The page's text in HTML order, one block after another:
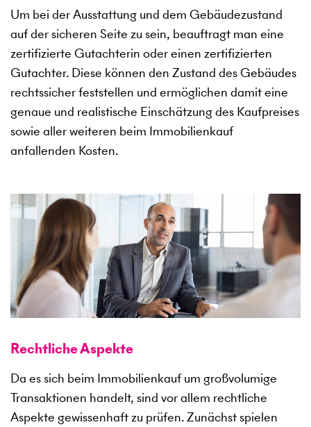
Um bei der Ausstattung und dem Gebäudezustand
auf der sicheren Seite zu sein, beauftragt man eine
zertifizierte Gutachterin oder einen zertifizierten
Gutachter. Diese können den Zustand des Gebäudes
rechtssicher feststellen und ermöglichen damit eine
genaue und realistische Einschätzung des Kaufpreises
sowie aller weiteren beim Immobilienkauf
anfallenden Kosten.
Rechtliche Aspekte
Da es sich beim Immobilienkauf um großvolumige
Transaktionen handelt, sind vor allem rechtliche
Aspekte gewissenhaft zu prüfen. Zunächst spielen